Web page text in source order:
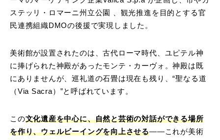
ステッリ・ロマーニ州立公園 、観光推進を目的とする官
民連携組織DMOの後援で実現しました。
美術館が設置されたのは、古代ローマ時代、ユピテル神
に捧げられた神殿があったモンテ・カーヴォ。神殿は既
にありませんが、巡礼道の石畳は現在も残り、“聖なる道
（Via Sacra）”と呼ばれています。
この文化遺産を中心に、自然と芸術の対話ができる場所
を作り、ウェルビーイングを向上させる――これが美術